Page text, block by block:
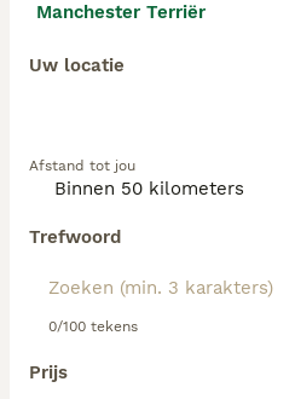
Manchester Terriër
Uw locatie
Afstand tot jou
Trefwoord
0/100 tekens
Prijs